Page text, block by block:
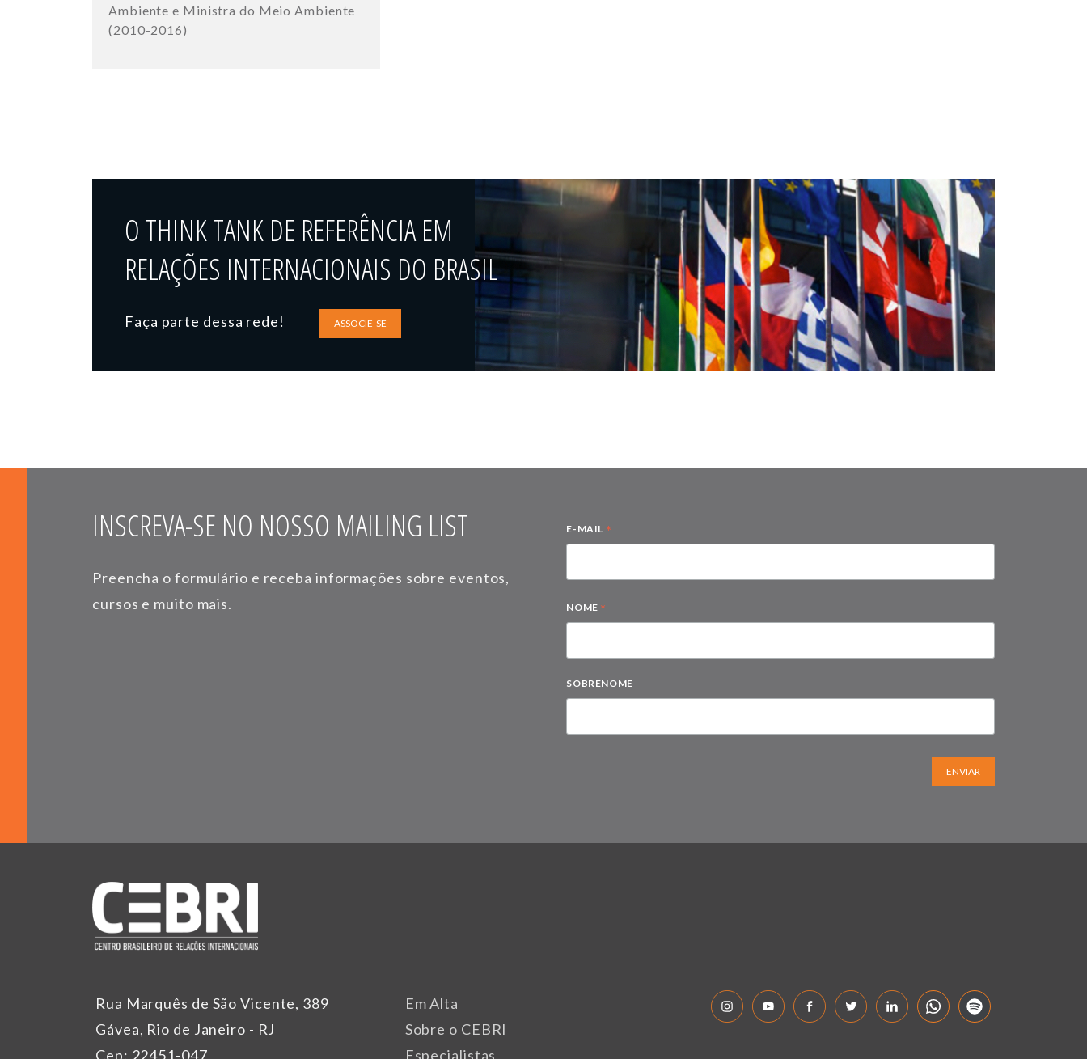
Ambiente e Ministra do Meio Ambiente
(2010-2016)
O THINK TANK DE REFERÊNCIA EM
RELAÇÕES INTERNACIONAIS DO BRASIL
Faça parte dessa rede! ASSOCIE-SE
INSCREVA-SE NO NOSSO MAILING LIST
Preencha o formulário e receba informações sobre eventos,
cursos e muito mais.
E-MAIL *
NOME *
SOBRENOME
ENVIAR
Rua Marquês de São Vicente, 389
Gávea, Rio de Janeiro - RJ
Cep: 22451-047
Em Alta
Sobre o CEBRI
Especialistas